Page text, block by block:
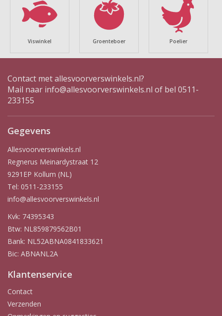
Groenteboer Poelier
Kaaswinkel &
Contact met allesvoorverswinkels.nl?
Mail naar info@allesvoorverswinkels.nl of bel 0511-
233155
Gegevens
Allesvoorverswinkels.nl
Regnerus Meinardystraat 12
9291EP Kollum (NL)
Tel: 0511-233155
info@allesvoorverswinkels.nl
Kvk: 74395343
Btw: NL859879562B01
Bank: NL52ABNA0841833621
Bic: ABNANL2A
Klantenservice
Contact
Verzenden